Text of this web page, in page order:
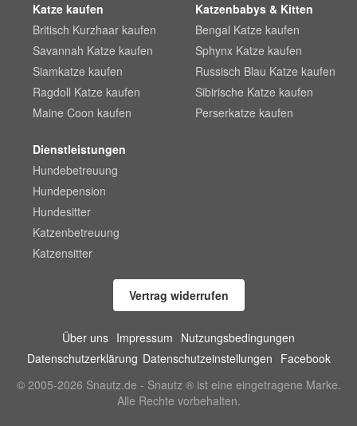
Katze kaufen
Britisch Kurzhaar kaufen
Savannah Katze kaufen
Siamkatze kaufen
Ragdoll Katze kaufen
Maine Coon kaufen
Katzenbabys & Kitten
Bengal Katze kaufen
Sphynx Katze kaufen
Russisch Blau Katze kaufen
Sibirische Katze kaufen
Perserkatze kaufen
Dienstleistungen
Hundebetreuung
Hundepension
Hundesitter
Katzenbetreuung
Katzensitter
Vertrag widerrufen
Über uns Impressum Nutzungsbedingungen
Datenschutzerklärung Datenschutzeinstellungen Facebook
© 2005-2026 Snautz.de - Snautz ® ist eine eingetragene Marke.
Alle Rechte vorbehalten.